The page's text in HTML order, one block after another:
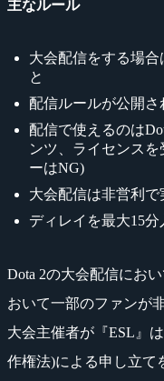
主なルール
大会配信をする場
と
配信ルールが公開さ
配信で使えるのは
ンツ、ライセンス
ーはNG)
大会配信は非営利で
ディレイを最大15分
Dota 2の大会配信にお
おいて一部のファンが
大会主催者が『ESL』
作権法)による申し立て